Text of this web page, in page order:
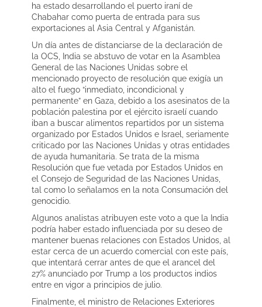
ha estado desarrollando el puerto iraní de
Chabahar como puerta de entrada para sus
exportaciones al Asia Central y Afganistán.
Un día antes de distanciarse de la declaración de
la OCS, India se abstuvo de votar en la Asamblea
General de las Naciones Unidas sobre el
mencionado proyecto de resolución que exigía un
alto el fuego “inmediato, incondicional y
permanente” en Gaza, debido a los asesinatos de la
población palestina por el ejército israelí cuando
iban a buscar alimentos repartidos por un sistema
organizado por Estados Unidos e Israel, seriamente
criticado por las Naciones Unidas y otras entidades
de ayuda humanitaria. Se trata de la misma
Resolución que fue vetada por Estados Unidos en
el Consejo de Seguridad de las Naciones Unidas,
tal como lo señalamos en la nota Consumación del
genocidio.
Algunos analistas atribuyen este voto a que la India
podría haber estado influenciada por su deseo de
mantener buenas relaciones con Estados Unidos, al
estar cerca de un acuerdo comercial con este país,
que intentará cerrar antes de que el arancel del
27% anunciado por Trump a los productos indios
entre en vigor a principios de julio.
Finalmente, el ministro de Relaciones Exteriores